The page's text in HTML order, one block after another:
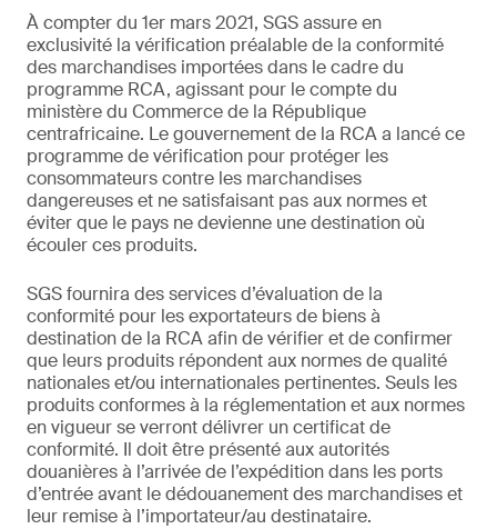
À compter du 1er mars 2021, SGS assure en
exclusivité la vérification préalable de la conformité
des marchandises importées dans le cadre du
programme RCA, agissant pour le compte du
ministère du Commerce de la République
centrafricaine. Le gouvernement de la RCA a lancé ce
programme de vérification pour protéger les
consommateurs contre les marchandises
dangereuses et ne satisfaisant pas aux normes et
éviter que le pays ne devienne une destination où
écouler ces produits.
SGS fournira des services d’évaluation de la
conformité pour les exportateurs de biens à
destination de la RCA afin de vérifier et de confirmer
que leurs produits répondent aux normes de qualité
nationales et/ou internationales pertinentes. Seuls les
produits conformes à la réglementation et aux normes
en vigueur se verront délivrer un certificat de
conformité. Il doit être présenté aux autorités
douanières à l’arrivée de l’expédition dans les ports
d’entrée avant le dédouanement des marchandises et
leur remise à l’importateur/au destinataire.